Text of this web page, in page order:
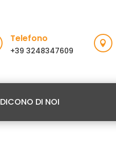
Telefono
+39 3248347609

DICONO DI NOI